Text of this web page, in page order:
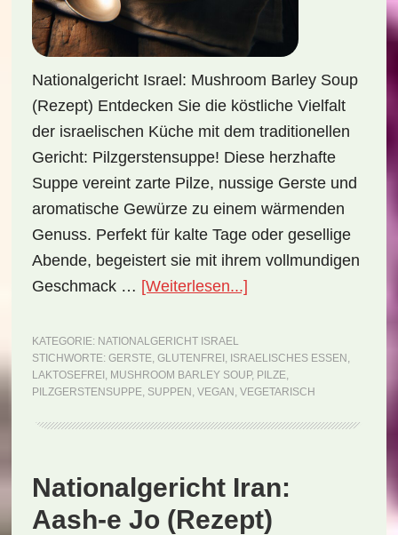
Nationalgericht Israel: Mushroom Barley Soup
(Rezept) Entdecken Sie die köstliche Vielfalt
der israelischen Küche mit dem traditionellen
Gericht: Pilzgerstensuppe! Diese herzhafte
Suppe vereint zarte Pilze, nussige Gerste und
aromatische Gewürze zu einem wärmenden
Genuss. Perfekt für kalte Tage oder gesellige
Abende, begeistert sie mit ihrem vollmundigen
Geschmack … [Weiterlesen...]ÜberNationalgericht
Barley
Soup
KATEGORIE: NATIONALGERICHT ISRAEL
STICHWORTE: GERSTE, GLUTENFREI , ISRAELISCHES ESSEN ,
LAKTOSEFREI , MUSHROOM BARLEY SOUP, PILZE,
PILZGERSTENSUPPE, SUPPEN , VEGAN , VEGETARISCH
Nationalgericht Iran:
Aash-e Jo (Rezept)